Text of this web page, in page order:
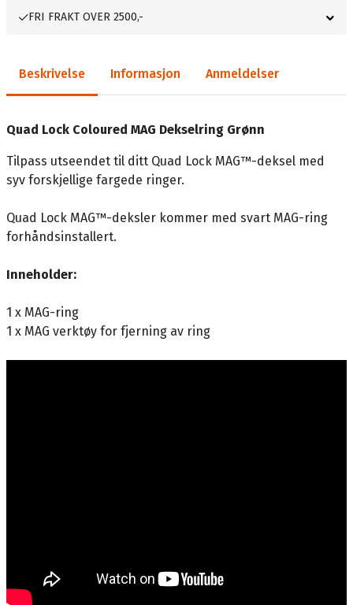
FRI FRAKT OVER 2500,-
Beskrivelse Informasjon Anmeldelser
Quad Lock Coloured MAG Dekselring Grønn
Tilpass utseendet til ditt Quad Lock MAG™-deksel med
syv forskjellige fargede ringer.
Quad Lock MAG™-deksler kommer med svart MAG-ring
forhåndsinstallert.
Inneholder:
1 x MAG-ring
1 x MAG verktøy for fjerning av ring